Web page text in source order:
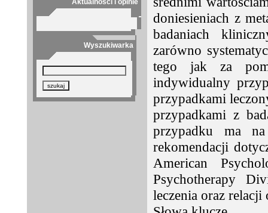
Aktualności i opinie
Wyszukiwarka
doniesieniach z
badaniach
zarówno
tego jak za
indywidualny
przypadkami
przypadkami z
przypadku ma
rekomendacji
American
Psychotherapy
leczenia oraz